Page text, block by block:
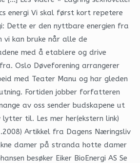
energi Vi skal først kort repetere
Dette er den nyttbare energien fra
vi kan bruke når alle de
med å etablere og drive
Oslo Døveforening arrangerer
med Teater Manu og har gleden
Fortiden jobber forfatteren
av oss sender budskapene ut
til. Les mer her(ekstern link)
Artikkel fra Dagens Næringsliv
damer på stranda hotte damer
besøker Eiker BioEnergi AS Se